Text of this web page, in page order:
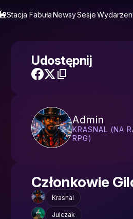
Stacja FabułaNewsySesje
Udostępnij
Admin
KRASNAL (NA
RPG)
Członkowie
Krasnal
Julczak